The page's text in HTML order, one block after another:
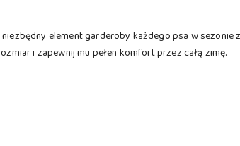
element garderoby każdego psa w
i zapewnij mu pełen komfort przez całą zimę.